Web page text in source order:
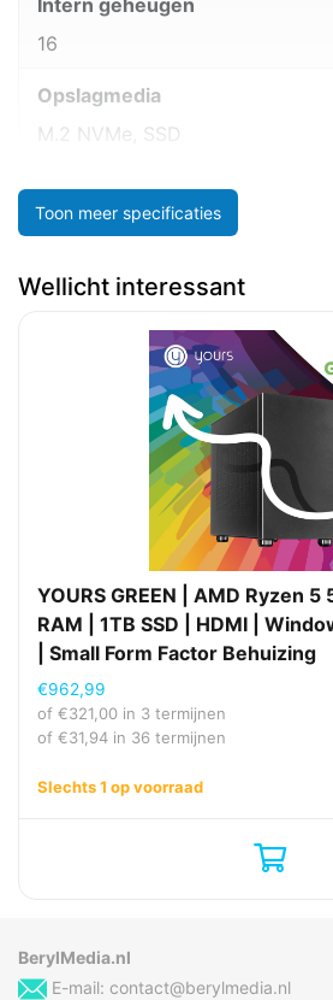
Intern geheugen
16
Opslagmedia
M.2 NVMe, SSD
Toon meer specificaties
Wellicht interessant
YOURS GREEN | AMD Ryzen 5
RAM | 1TB SSD | HDMI |
| Small Form Factor Behuizing
€962,99
of €321,00 in 3 termijnen
of €31,94 in 36 termijnen
Slechts 1 op voorraad
BerylMedia.nl
E-mail: contact@berylmedia.nl